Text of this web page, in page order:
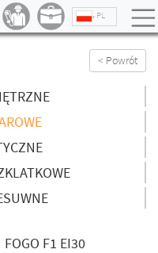
PL
< Powrót
FOGO F1 EI30